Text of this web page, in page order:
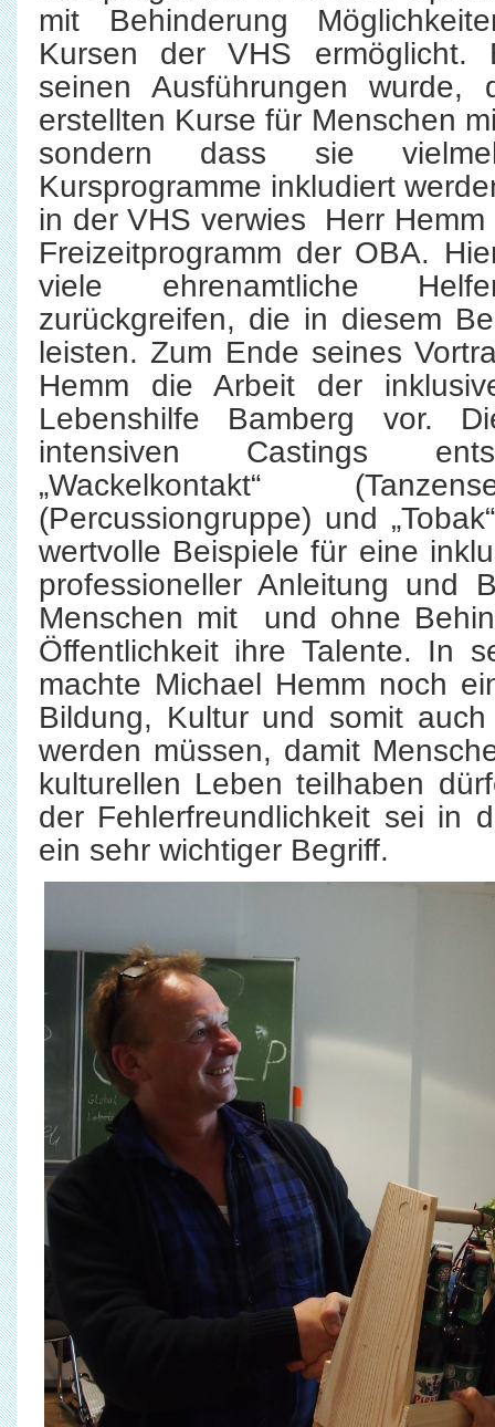
mit Behinderung
Kursen der VHS ermöglicht.
seinen Ausführungen
erstellten Kurse für Menschen
sondern dass sie
Kursprogramme inkludiert
in der VHS verwies Herr
Freizeitprogramm der OBA.
viele ehrenamtliche
zurückgreifen, die in diesem
leisten. Zum Ende seines
Hemm die Arbeit der
Lebenshilfe Bamberg vor.
intensiven Castings
„Wackelkontakt“
(Percussiongruppe) und
wertvolle Beispiele für eine
professioneller Anleitung und
Menschen mit und ohne
Öffentlichkeit ihre Talente. In
machte Michael Hemm noch
Bildung, Kultur und somit
werden müssen, damit
kulturellen Leben teilhaben
der Fehlerfreundlichkeit sei in
ein sehr wichtiger Begriff.